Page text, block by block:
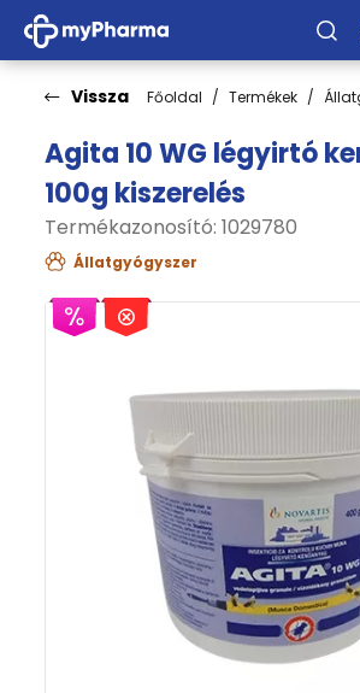
Vissza Főoldal Termékek
Agita 10 WG légyirtó
100g kiszerelés
Termékazonosító: 1029780
Állatgyógyszer